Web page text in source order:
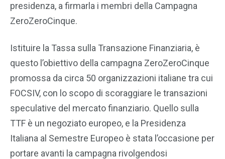
presidenza, a firmarla i membri della Campagna
ZeroZeroCinque.
Istituire la Tassa sulla Transazione Finanziaria, è
questo l’obiettivo della campagna ZeroZeroCinque
promossa da circa 50 organizzazioni italiane tra cui
FOCSIV, con lo scopo di scoraggiare le transazioni
speculative del mercato finanziario. Quello sulla
TTF è un negoziato europeo, e la Presidenza
Italiana al Semestre Europeo è stata l’occasione per
portare avanti la campagna rivolgendosi